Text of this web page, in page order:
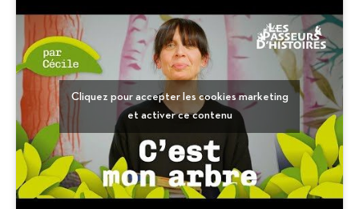
Cliquez pour accepter les cookies marketing
et activer ce contenu